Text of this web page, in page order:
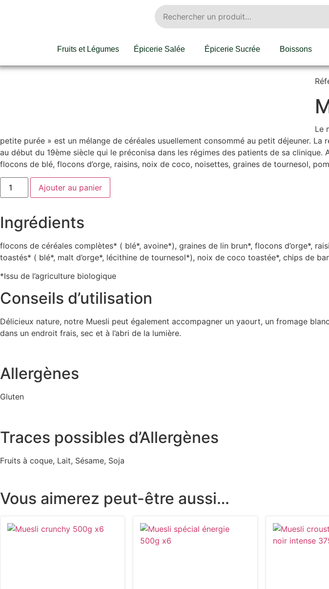
Fruits et Légumes Épicerie Salée Épicerie Sucrée Boissons
Le
petite purée » est un mélange de céréales usuellement consommé au petit déjeuner.
au début du 19ème siècle qui le préconisa dans les régimes des patients de sa
flocons de blé, flocons d’orge, raisins, noix de coco, noisettes, graines de tournesol,
Ajouter au panier
Ingrédients
flocons de céréales complètes* ( blé*, avoine*), graines de lin brun*, flocons d’orge*,
toastés* ( blé*, malt d’orge*, lécithine de tournesol*), noix de coco toastée*, chips de
*Issu de l’agriculture biologique
Conseils d’utilisation
Délicieux nature, notre Muesli peut également accompagner un yaourt, un fromage
dans un endroit frais, sec et à l’abri de la lumière.
Allergènes
Gluten
Traces possibles d’Allergènes
Fruits à coque, Lait, Sésame, Soja
Vous aimerez peut-être aussi…